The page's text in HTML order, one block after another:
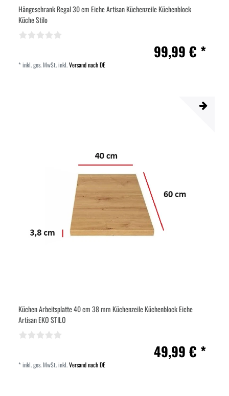
Hängeschrank Regal 30 cm Eiche Artisan Küchenzeile Küchenblock
Küche Stilo
99,99 € *
*inkl. ges. MwSt.inkl.Versand nach DE
Küchen Arbeitsplatte 40 cm 38 mm Küchenzeile Küchenblock Eiche
Artisan EKO STILO
49,99 € *
*inkl. ges. MwSt.inkl.Versand nach DE